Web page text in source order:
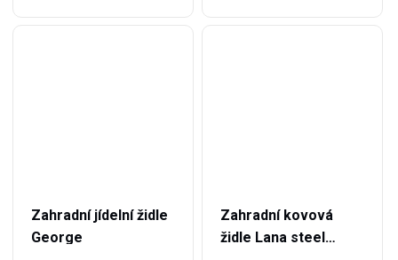
Zahradní jídelní židle
George
Zahradní kovová
židle Lana steel